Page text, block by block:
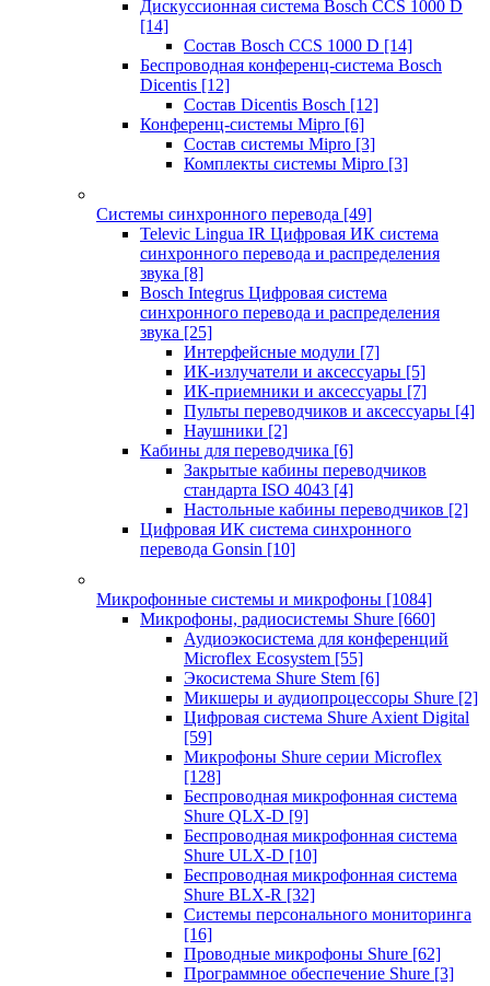
Дискуссионная система Bosch CCS 1000 D
[14]
Состав Bosch CCS 1000 D [14]
Беспроводная конференц-система Bosch
Dicentis [12]
Состав Dicentis Bosch [12]
Конференц-системы Mipro [6]
Состав системы Mipro [3]
Комплекты системы Mipro [3]
Системы синхронного перевода [49]
Televic Lingua IR Цифровая ИК система
синхронного перевода и распределения
звука [8]
Bosch Integrus Цифровая система
синхронного перевода и распределения
звука [25]
Интерфейсные модули [7]
ИК-излучатели и аксессуары [5]
ИК-приемники и аксессуары [7]
Пульты переводчиков и аксессуары [4]
Наушники [2]
Кабины для переводчика [6]
Закрытые кабины переводчиков
стандарта ISO 4043 [4]
Настольные кабины переводчиков [2]
Цифровая ИК система синхронного
перевода Gonsin [10]
Микрофонные системы и микрофоны [1084]
Микрофоны, радиосистемы Shure [660]
Аудиоэкосистема для конференций
Microflex Ecosystem [55]
Экосистема Shure Stem [6]
Микшеры и аудиопроцессоры Shure [2]
Цифровая система Shure Axient Digital
[59]
Микрофоны Shure серии Microflex
[128]
Беспроводная микрофонная система
Shure QLX-D [9]
Беспроводная микрофонная система
Shure ULX-D [10]
Беспроводная микрофонная система
Shure BLX-R [32]
Системы персонального мониторинга
[16]
Проводные микрофоны Shure [62]
Программное обеспечение Shure [3]